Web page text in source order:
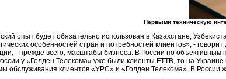
Первыми техническую
опыт будет обязательно использован в Казахстане,
особенностей стран и потребностей клиентов», -
- прежде всего, масштабы бизнеса. В России по
у «Голден Телекома» уже были клиенты FTTB, то на
обслуживания клиентов «УРС» и «Голден Телекома». В России